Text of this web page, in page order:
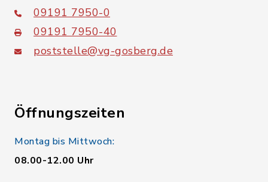
09191 7950-0
09191 7950-40
poststelle@vg-gosberg.de
Öffnungszeiten
Montag bis Mittwoch:
08.00-12.00 Uhr